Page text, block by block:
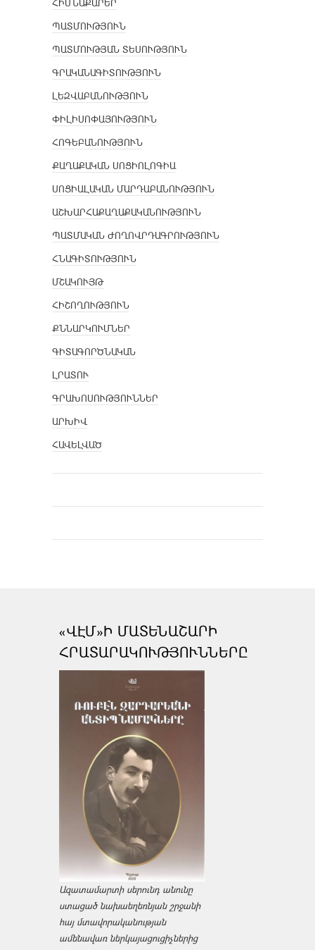
ՀԻՄՆԱՔԱՐԵՐ
ՊԱՏՄՈՒԹՅՈՒՆ
ՊԱՏՄՈՒԹՅԱՆ ՏԵՍՈՒԹՅՈՒՆ
ԳՐԱԿԱՆԱԳԻՏՈՒԹՅՈՒՆ
ԼԵԶՎԱԲԱՆՈՒԹՅՈՒՆ
ՓԻԼԻՍՈՓԱՅՈՒԹՅՈՒՆ
ՀՈԳԵԲԱՆՈՒԹՅՈՒՆ
ՔԱՂԱՔԱԿԱՆ ՍՈՑԻՈԼՈԳԻԱ
ՍՈՑԻԱԼԱԿԱՆ ՄԱՐԴԱԲԱՆՈՒԹՅՈՒՆ
ԱՇԽԱՐՀԱՔԱՂԱՔԱԿԱՆՈՒԹՅՈՒՆ
ՊԱՏՄԱԿԱՆ ԺՈՂՈՎՐԴԱԳՐՈՒԹՅՈՒՆ
ՀՆԱԳԻՏՈՒԹՅՈՒՆ
ՄՇԱԿՈՒՅԹ
ՀԻՇՈՂՈՒԹՅՈՒՆ
ՔՆՆԱՐԿՈՒՄՆԵՐ
ԳԻՏԱԳՈՐԾՆԱԿԱՆ
ԼՐԱՏՈՒ
ԳՐԱԽՈՍՈՒԹՅՈՒՆՆԵՐ
ԱՐԽԻՎ
ՀԱՎԵԼՎԱԾ
«ՎԷՄ»Ի ՄԱՏԵՆԱՇԱՐԻ
ՀՐԱՏԱՐԱԿՈՒԹՅՈՒՆՆԵՐԸ
Ազատամարտի սերունդ անունը
ստացած նախաեղեռնյան շրջանի
հայ մտավորականության
ամենավառ ներկայացուցիչներից